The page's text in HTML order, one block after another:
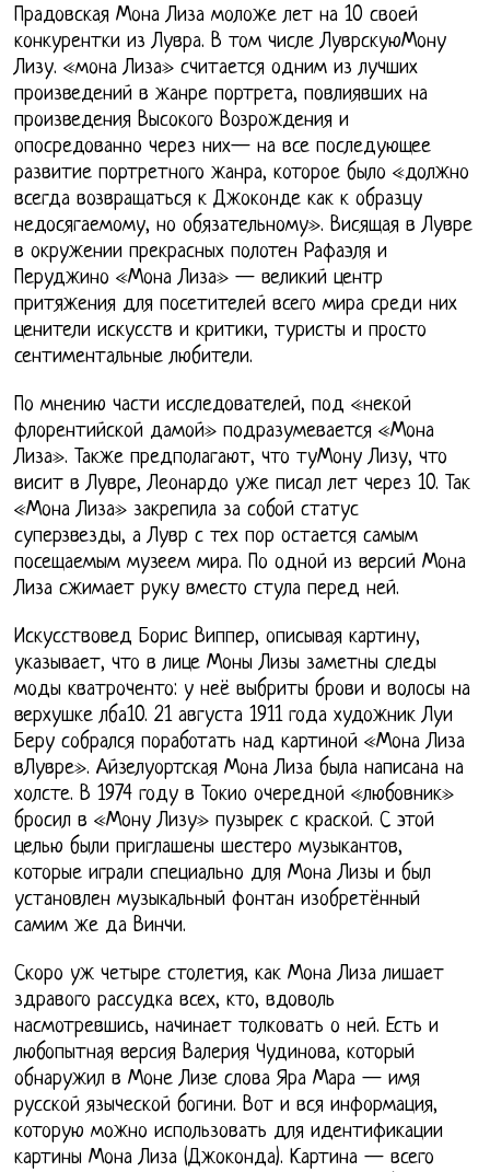
Прадовская Мона Лиза моложе лет на 10 своей
конкурентки из Лувра. В том числе ЛуврскуюМону
Лизу. «мона Лиза» считается одним из лучших
произведений в жанре портрета, повлиявших на
произведения Высокого Возрождения и
опосредованно через них— на все последующее
развитие портретного жанра, которое было «должно
всегда возвращаться к Джоконде как к образцу
недосягаемому, но обязательному». Висящая в Лувре
в окружении прекрасных полотен Рафаэля и
Перуджино «Мона Лиза» — великий центр
притяжения для посетителей всего мира среди них
ценители искусств и критики, туристы и просто
сентиментальные любители.
По мнению части исследователей, под «некой
флорентийской дамой» подразумевается «Мона
Лиза». Также предполагают, что туМону Лизу, что
висит в Лувре, Леонардо уже писал лет через 10. Так
«Мона Лиза» закрепила за собой статус
суперзвезды, а Лувр с тех пор остается самым
посещаемым музеем мира. По одной из версий Мона
Лиза сжимает руку вместо стула перед ней.
Искусствовед Борис Виппер, описывая картину,
указывает, что в лице Моны Лизы заметны следы
моды кватроченто: у неё выбриты брови и волосы на
верхушке лба10. 21 августа 1911 года художник Луи
Беру собрался поработать над картиной «Мона Лиза
вЛувре». Айзелуортская Мона Лиза была написана на
холсте. В 1974 году в Токио очередной «любовник»
бросил в «Мону Лизу» пузырек с краской. С этой
целью были приглашены шестеро музыкантов,
которые играли специально для Мона Лизы и был
установлен музыкальный фонтан изобретённый
самим же да Винчи.
Скоро уж четыре столетия, как Мона Лиза лишает
здравого рассудка всех, кто, вдоволь
насмотревшись, начинает толковать о ней. Есть и
любопытная версия Валерия Чудинова, который
обнаружил в Моне Лизе слова Яра Мара — имя
русской языческой богини. Вот и вся информация,
которую можно использовать для идентификации
картины Мона Лиза (Джоконда). Картина — всего